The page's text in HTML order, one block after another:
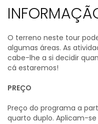
O terreno neste tour
algumas áreas. As
cabe-lhe a si decidir
cá estaremos!
PREÇO
Preço do programa a
quarto duplo. Aplicam-